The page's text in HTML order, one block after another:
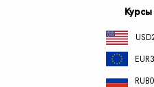
USD
EUR
RUB